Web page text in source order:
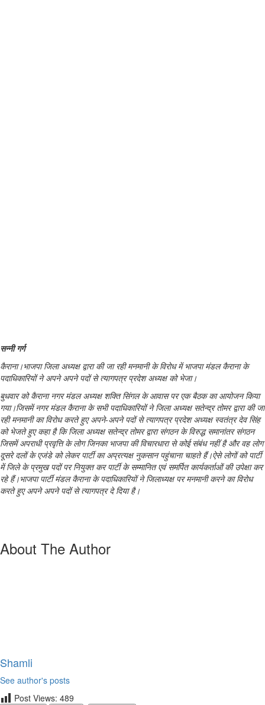
सन्नी गर्ग
कैराना।भाजपा जिला अध्यक्ष द्वारा की जा रही मनमानी के विरोध में भाजपा मंडल कैराना के
पदाधिकारियों ने अपने अपने पदों से त्यागपत्र प्रदेश अध्यक्ष को भेजा।
बुधवार को कैराना नगर मंडल अध्यक्ष शक्ति सिंगल के आवास पर एक बैठक का आयोजन किया
गया।जिसमें नगर मंडल कैराना के सभी पदाधिकारियों ने जिला अध्यक्ष सतेन्द्र तोमर द्वारा की जा
रही मनमानी का विरोध करते हुए अपने-अपने पदों से त्यागपत्र प्रदेश अध्यक्ष स्वतंत्र देव सिंह
को भेजते हुए कहा है कि जिला अध्यक्ष सतेन्द्र तोमर द्वारा संगठन के विरुद्ध समानांतर संगठन
जिसमें अपराधी प्रवृत्ति के लोग जिनका भाजपा की विचारधारा से कोई संबंध नहीं है और वह लोग
दूसरे दलों के एजंडे को लेकर पार्टी का अप्रत्यक्ष नुकसान पहुंचाना चाहते हैं।ऐसे लोगों को पार्टी
में जिले के प्रमुख पदों पर नियुक्त कर पार्टी के सम्मानित एवं समर्पित कार्यकर्ताओं की उपेक्षा कर
रहे हैं।भाजपा पार्टी मंडल कैराना के पदाधिकारियों ने जिलाध्यक्ष पर मनमानी करने का विरोध
करते हुए अपने अपने पदों से त्यागपत्र दे दिया है।
About The Author
Shamli
See author's posts
Post Views: 489